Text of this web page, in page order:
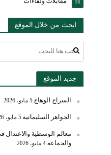
10
ابحث من خلال الموقع
جديد الموقع
السراج الوهاج 5 مايو، 2026
الجواهر السليمانية 5 مايو، 2026
معالم الوسطية والاعتدال
والجماعة 4 مايو، 2026